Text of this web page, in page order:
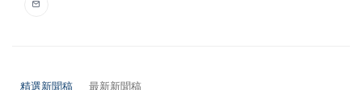
精選新聞稿 最新新聞稿